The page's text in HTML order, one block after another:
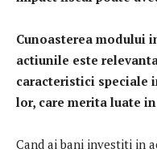
Cunoasterea modului
actiunile este
caracteristici speciale
lor, care merita luate
Cand ai bani investiti in